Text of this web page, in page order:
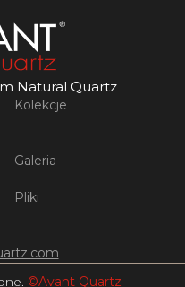
Natural Quartz
Kolekcje
Galeria
Pliki
©Avant Quartz